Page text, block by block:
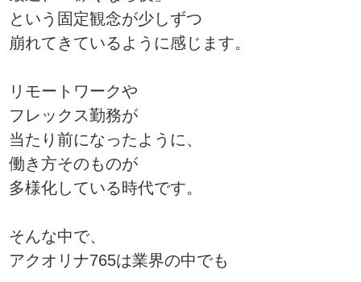
という固定観念が少しずつ
崩れてきているように感じます。
リモートワークや
フレックス勤務が
当たり前になったように、
働き方そのものが
多様化している時代です。
そんな中で、
アクオリナ765は業界の中でも